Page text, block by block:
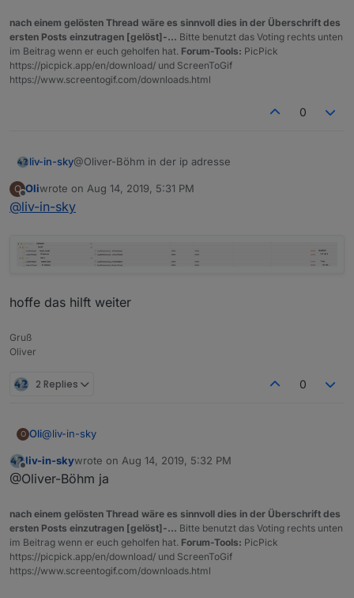
Anzahl der Geräte angelegt werden, sobald
dieser sich ändert, sollte das Script ausgeführt
werden.
nach einem gelösten Thread wäre es sinnvoll dies in der Überschrift des
ersten Posts einzutragen [gelöst]-... Bitte benutzt das Voting rechts unten
im Beitrag wenn er euch geholfen hat. Forum-Tools: PicPick
https://picpick.app/en/download/ und ScreenToGif
https://www.screentogif.com/downloads.html
0
liv-in-sky@Oliver-Böhm in der ip adresse
heizölsorte = IP adresse
O
Offline
Oliwrote on Aug 14, 2019, 5:31 PM
last edited by
@liv-in-sky
hoffe das hilft weiter
Gruß
Oliver
2 Replies 0
O Oli@liv-in-sky
Offline
liv-in-skywrote on Aug 14, 2019, 5:32 PM
last edited by
@Oliver-Böhm ja
nach einem gelösten Thread wäre es sinnvoll dies in der Überschrift des
ersten Posts einzutragen [gelöst]-... Bitte benutzt das Voting rechts unten
im Beitrag wenn er euch geholfen hat. Forum-Tools: PicPick
https://picpick.app/en/download/ und ScreenToGif
https://www.screentogif.com/downloads.html